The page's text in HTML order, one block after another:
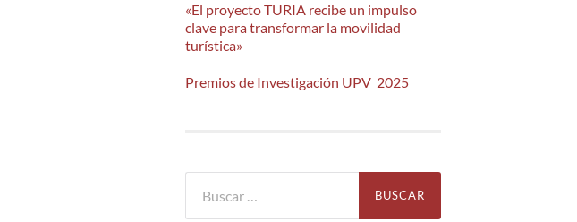
«El proyecto TURIA recibe un impulso
clave para transformar la movilidad
turística»
Premios de Investigación UPV 2025